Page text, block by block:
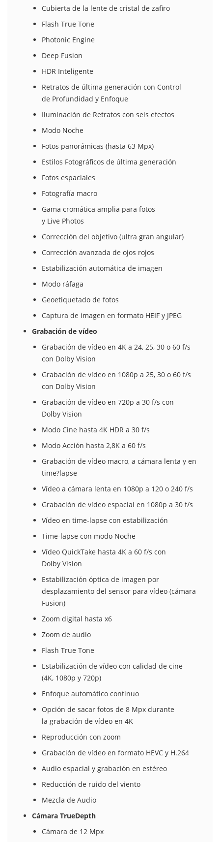
Cubierta de la lente de cristal de zafiro
Flash True Tone
Photonic Engine
Deep Fusion
HDR Inteligente
Retratos de última generación con Control
de Profundidad y Enfoque
Iluminación de Retratos con seis efectos
Modo Noche
Fotos panorámicas (hasta 63 Mpx)
Estilos Fotográficos de última generación
Fotos espaciales
Fotografía macro
Gama cromática amplia para fotos
y Live Photos
Corrección del objetivo (ultra gran angular)
Corrección avanzada de ojos rojos
Estabili­zación automática de imagen
Modo ráfaga
Geoetiquetado de fotos
Captura de imagen en formato HEIF y JPEG
Grabación de vídeo
Grabación de vídeo en 4K a 24, 25, 30 o 60 f/s
con Dolby Vision
Grabación de vídeo en 1080p a 25, 30 o 60 f/s
con Dolby Vision
Grabación de vídeo en 720p a 30 f/s con
Dolby Vision
Modo Cine hasta 4K HDR a 30 f/s
Modo Acción hasta 2,8K a 60 f/s
Grabación de vídeo macro, a cámara lenta y en
time?lapse
Vídeo a cámara lenta en 1080p a 120 o 240 f/s
Grabación de vídeo espacial en 1080p a 30 f/s
Vídeo en time-lapse con estabili­zación
Time-lapse con modo Noche
Vídeo QuickTake hasta 4K a 60 f/s con
Dolby Vision
Estabili­zación óptica de imagen por
desplazamiento del sensor para vídeo (cámara
Fusion)
Zoom digital hasta x6
Zoom de audio
Flash True Tone
Estabili­zación de vídeo con calidad de cine
(4K, 1080p y 720p)
Enfoque automático continuo
Opción de sacar fotos de 8 Mpx durante
la grabación de vídeo en 4K
Reproducción con zoom
Grabación de vídeo en formato HEVC y H.264
Audio espacial y grabación en estéreo
Reducción de ruido del viento
Mezcla de Audio
Cámara TrueDepth
Cámara de 12 Mpx